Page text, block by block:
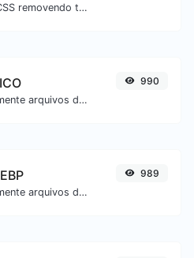
Minifique seu CSS removendo todos os caracteres desnecessários.
Converta facilmente arquivos de imagem WEBP para ICO.
990
Converta facilmente arquivos de imagem JPG para WEBP.
989